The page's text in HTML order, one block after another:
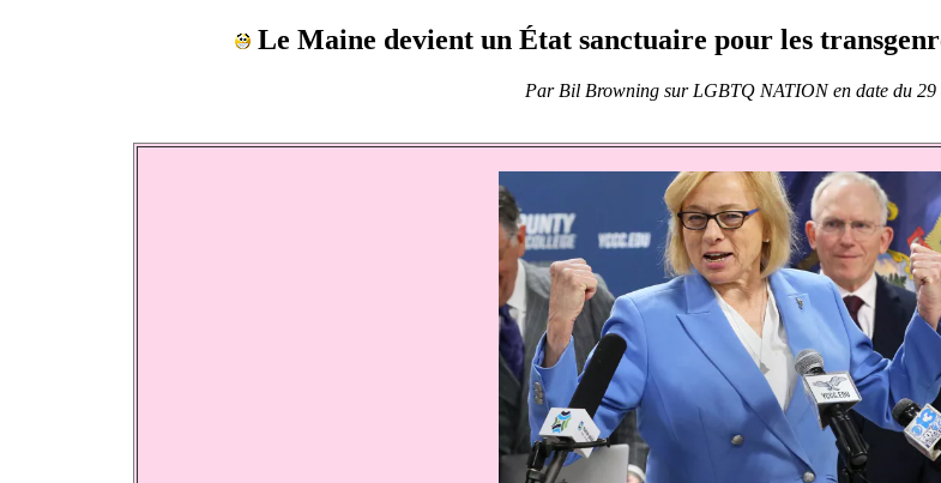
Le Maine devient un État sanctuaire pour les
Par Bil Browning sur LGBTQ NATION en date du